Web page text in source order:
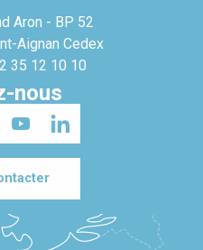
Aron - BP 52
Aignan Cedex
35 12 10 10
nous